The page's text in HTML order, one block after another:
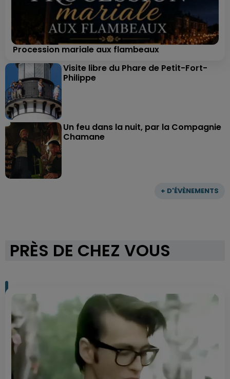
+ D'ÉVÈNEMENTS
Procession mariale aux flambeaux
Visite libre du Phare de Petit-Fort-
Philippe
Un feu dans la nuit, par la Compagnie
Chamane
PRÈS DE CHEZ VOUS